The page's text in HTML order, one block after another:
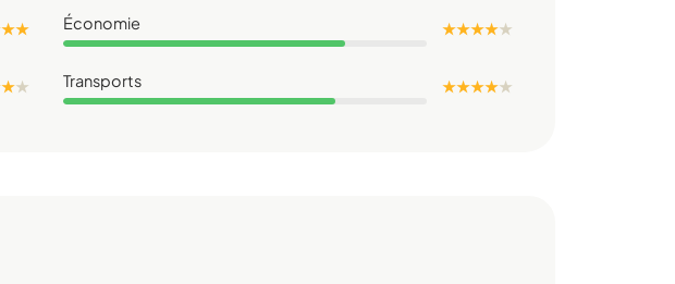
★ Économie ★ ★ ★ ★★
★★ Transports ★ ★ ★ ★★